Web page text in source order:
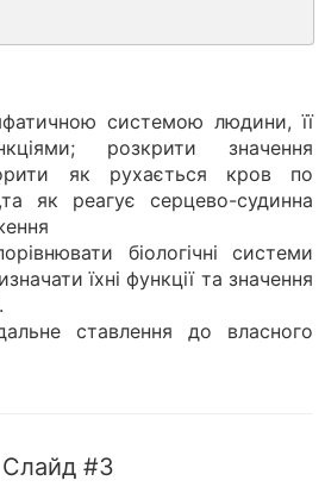
системою людини, її
розкрити значення
як рухається кров по
як реагує серцево-судинна
біологічні системи
їхні функції та значення
ставлення до власного
Слайд #3